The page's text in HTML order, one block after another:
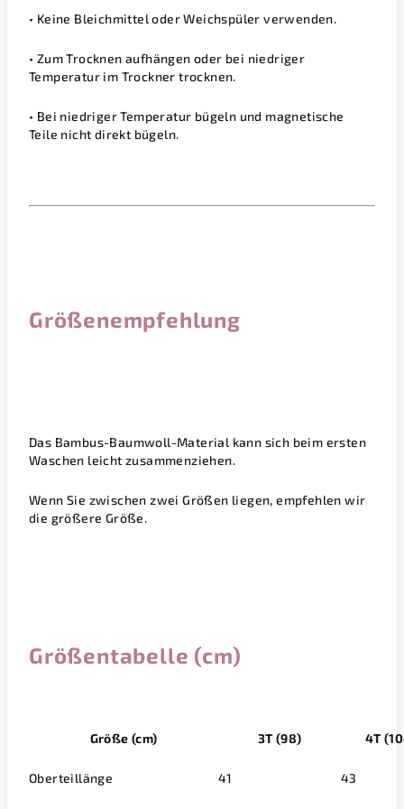
• Keine Bleichmittel oder Weichspüler verwenden.
• Zum Trocknen aufhängen oder bei niedriger
Temperatur im Trockner trocknen.
• Bei niedriger Temperatur bügeln und magnetische
Teile nicht direkt bügeln.
Größenempfehlung
Das Bambus-Baumwoll-Material kann sich beim ersten
Waschen leicht zusammenziehen.
Wenn Sie zwischen zwei Größen liegen, empfehlen wir
die größere Größe.
Größentabelle (cm)
Größe (cm) 3T (98) 4T
Oberteillänge 41 43